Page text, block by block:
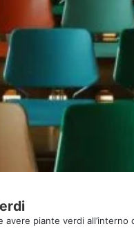
piante verdi all’interno